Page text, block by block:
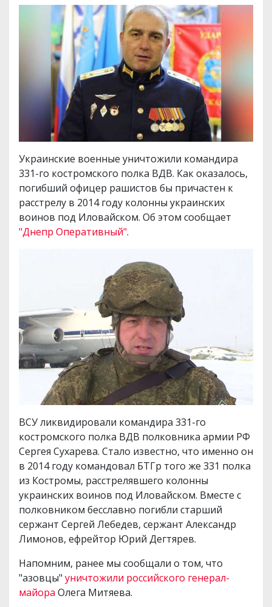
Украинские военные уничтожили командира
331-го костромского полка ВДВ. Как оказалось,
погибший офицер рашистов бы причастен к
расстрелу в 2014 году колонны украинских
воинов под Иловайском. Об этом сообщает
"Днепр Оперативный".
ВСУ ликвидировали командира 331-го
костромского полка ВДВ полковника армии РФ
Сергея Сухарева. Стало известно, что именно он
в 2014 году командовал БТГр того же 331 полка
из Костромы, расстрелявшего колонны
украинских воинов под Иловайском. Вместе с
полковником бесславно погибли старший
сержант Сергей Лебедев, сержант Александр
Лимонов, ефрейтор Юрий Дегтярев.
Напомним, ранее мы сообщали о том, что
"азовцы" уничтожили российского генерал-
майора Олега Митяева.